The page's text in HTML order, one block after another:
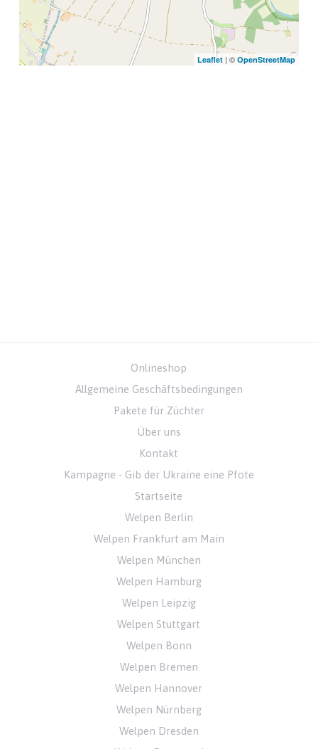
Leaflet| © OpenStreetMap
Onlineshop
Allgemeine Geschäftsbedingungen
Pakete für Züchter
Über uns
Kontakt
Kampagne - Gib der Ukraine eine Pfote
Startseite
Welpen Berlin
Welpen Frankfurt am Main
Welpen München
Welpen Hamburg
Welpen Leipzig
Welpen Stuttgart
Welpen Bonn
Welpen Bremen
Welpen Hannover
Welpen Nürnberg
Welpen Dresden